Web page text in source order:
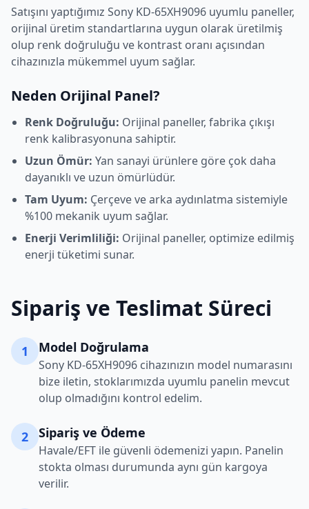
Satışını yaptığımız Sony KD-65XH9096 uyumlu paneller,
orijinal üretim standartlarına uygun olarak üretilmiş
olup renk doğruluğu ve kontrast oranı açısından
cihazınızla mükemmel uyum sağlar.
Neden Orijinal Panel?
Renk Doğruluğu: Orijinal paneller, fabrika çıkışı
renk kalibrasyonuna sahiptir.
Uzun Ömür: Yan sanayi ürünlere göre çok daha
dayanıklı ve uzun ömürlüdür.
Tam Uyum: Çerçeve ve arka aydınlatma sistemiyle
%100 mekanik uyum sağlar.
Enerji Verimliliği: Orijinal paneller, optimize edilmiş
enerji tüketimi sunar.
Sipariş ve Teslimat Süreci
1 Model Doğrulama
Sony KD-65XH9096 cihazınızın model numarasını
bize iletin, stoklarımızda uyumlu panelin mevcut
olup olmadığını kontrol edelim.
2 Sipariş ve Ödeme
Havale/EFT ile güvenli ödemenizi yapın. Panelin
stokta olması durumunda aynı gün kargoya
verilir.